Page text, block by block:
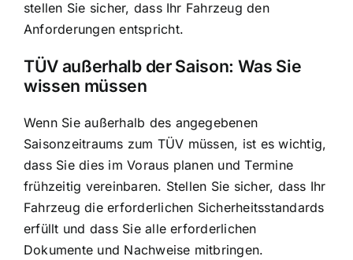
stellen Sie sicher, dass Ihr Fahrzeug den
Anforderungen entspricht.
TÜV außerhalb der Saison: Was Sie
wissen müssen
Wenn Sie außerhalb des angegebenen
Saisonzeitraums zum TÜV müssen, ist es wichtig,
dass Sie dies im Voraus planen und Termine
frühzeitig vereinbaren. Stellen Sie sicher, dass Ihr
Fahrzeug die erforderlichen Sicherheitsstandards
erfüllt und dass Sie alle erforderlichen
Dokumente und Nachweise mitbringen.